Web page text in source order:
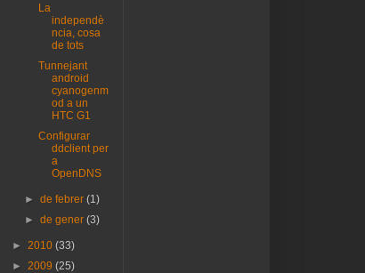
La
independè
ncia, cosa
de tots
Tunnejant
android
cyanogenm
od a un
HTC G1
Configurar
ddclient per
a
OpenDNS
►de febrer(1)
►de gener(3)
► 2010 (33)
► 2009 (25)